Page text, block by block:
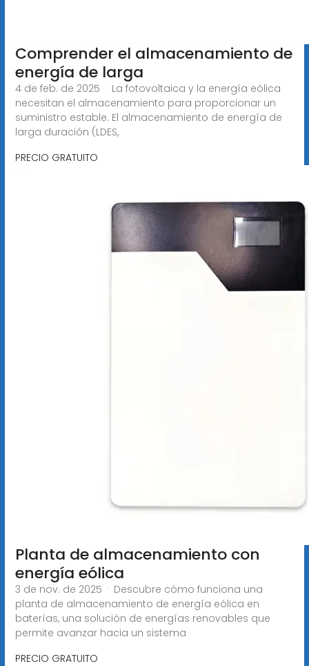
Comprender el almacenamiento de
energía de larga
4 de feb. de 2025 · La fotovoltaica y la energía eólica
necesitan el almacenamiento para proporcionar un
suministro estable. El almacenamiento de energía de
larga duración (LDES,
PRECIO GRATUITO
Planta de almacenamiento con
energía eólica
3 de nov. de 2025 · Descubre cómo funciona una
planta de almacenamiento de energía eólica en
baterías, una solución de energías renovables que
permite avanzar hacia un sistema
PRECIO GRATUITO